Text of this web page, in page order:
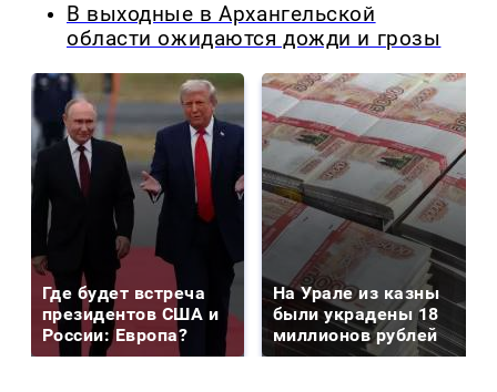
В выходные в Архангельской
области ожидаются дожди и грозы
Где будет встреча
президентов США и
России: Европа?
На Урале из казны
были украдены 18
миллионов рублей